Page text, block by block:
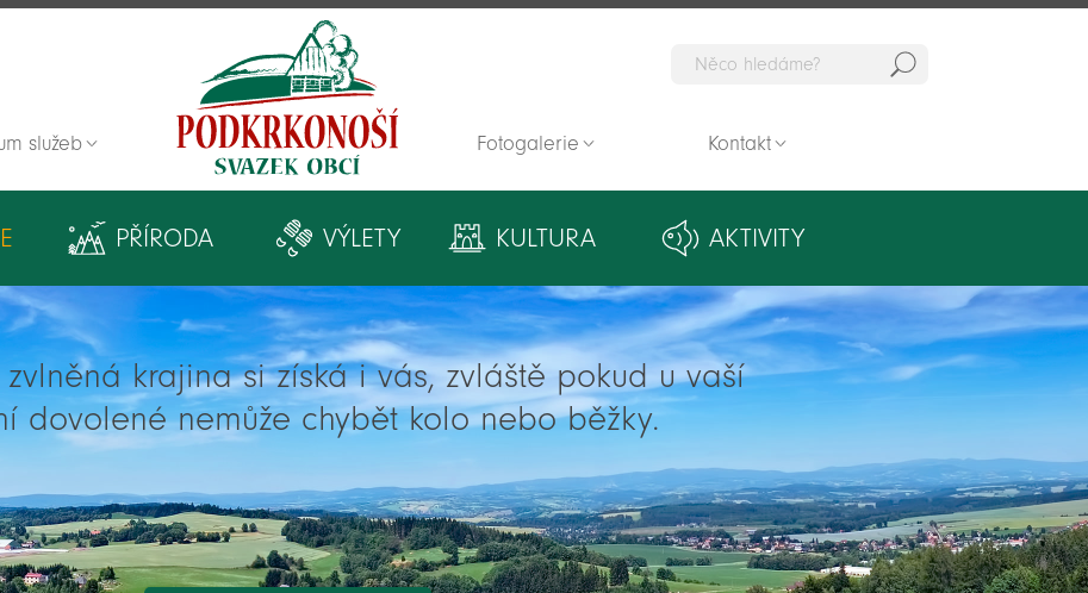
Zpět na titulní stranu
služeb Fotogalerie Kontakt
PŘÍRODA VÝLETY KULTURA AKTIVITY
zvlněná krajina si získá i vás, zvláště pokud u vaší
dovolené nemůže chybět kolo nebo běžky.